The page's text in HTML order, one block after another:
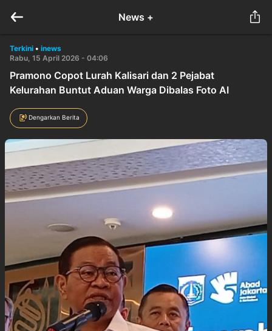
News +
Terkini • inews
Rabu, 15 April 2026 - 04:06
Pramono Copot Lurah Kalisari dan 2 Pejabat
Kelurahan Buntut Aduan Warga Dibalas Foto AI
Dengarkan Berita